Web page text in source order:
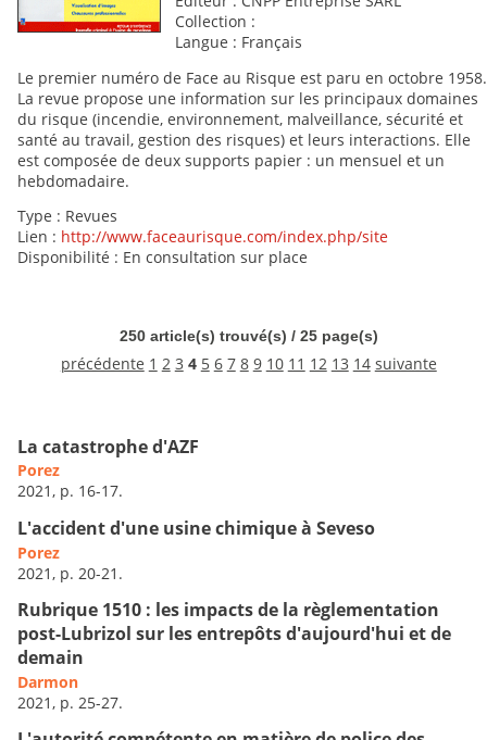
Collection :
Langue : Français
Le premier numéro de Face au Risque est paru en octobre 1958.
La revue propose une information sur les principaux domaines
du risque (incendie, environnement, malveillance, sécurité et
santé au travail, gestion des risques) et leurs interactions. Elle
est composée de deux supports papier : un mensuel et un
hebdomadaire.
Type : Revues
Lien : http://www.faceaurisque.com/index.php/site
Disponibilité : En consultation sur place
250 article(s) trouvé(s) / 25 page(s)
précédente 1 2 3 4 5 6 7 8 9 10 11 12 13 14 suivante
La catastrophe d'AZF
Porez
2021, p. 16-17.
L'accident d'une usine chimique à Seveso
Porez
2021, p. 20-21.
Rubrique 1510 : les impacts de la règlementation
post-Lubrizol sur les entrepôts d'aujourd'hui et de
demain
Darmon
2021, p. 25-27.